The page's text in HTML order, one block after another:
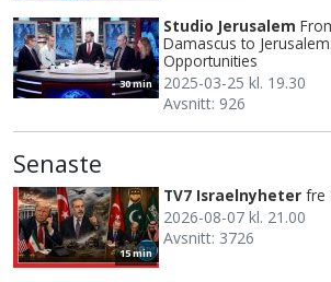
30 min
Studio Jerusalem
Damascus to
Opportunities
2025-03-25 kl. 19.30
Avsnitt: 926
Senaste
15 min
TV7 Israelnyheter fre
2026-08-07 kl. 21.00
Avsnitt: 3726